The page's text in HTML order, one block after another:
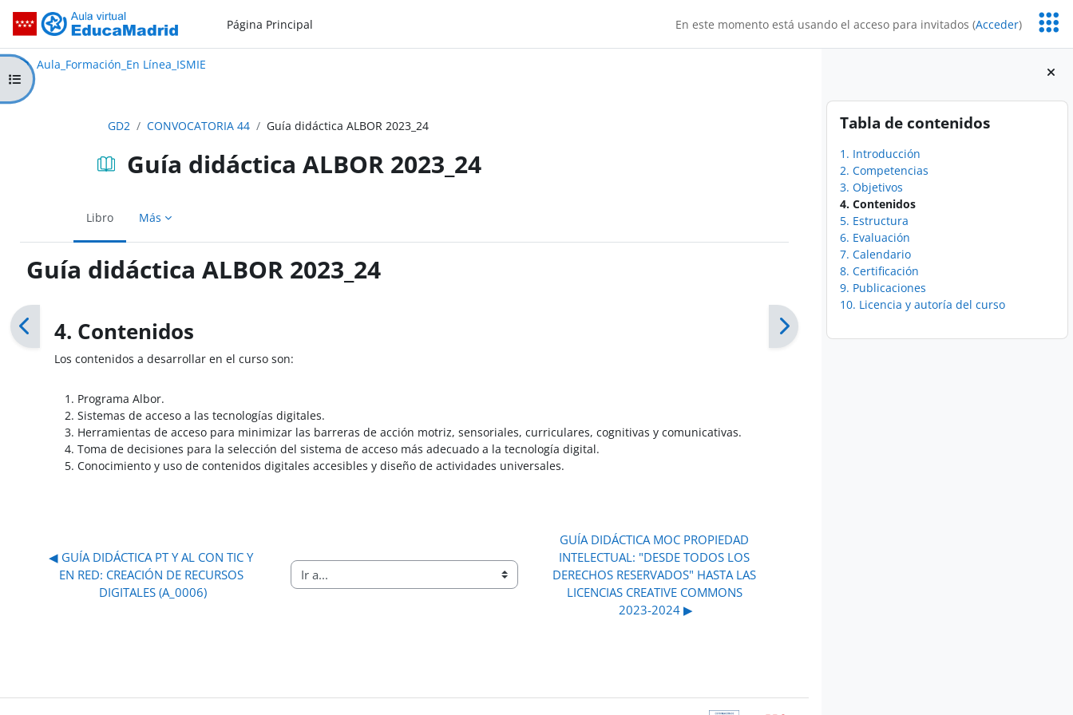
Aula_Formación_En Línea_ISMIEPágina Principal En este momento está usando el acceso para invitados (Acceder)
Bloques
Salta Tabla de contenidos
Tabla de contenidos
1. Introducción
2. Competencias
3. Objetivos
4. Contenidos
5. Estructura
6. Evaluación
7. Calendario
8. Certificación
9. Publicaciones
10. Licencia y autoría del curso
Aula Virtual de EducaMadrid:
Aula_Formación_En Línea_ISMIE
Abrir índice del curso
GD2 CONVOCATORIA 44 Guía didáctica ALBOR 2023_24
Guía didáctica ALBOR 2023_24
Libro Más
Guía didáctica ALBOR 2023_24
4. Contenidos
Los contenidos a desarrollar en el curso son:
Programa Albor.
Sistemas de acceso a las tecnologías digitales.
Herramientas de acceso para minimizar las barreras de acción motriz, sensoriales, curriculares, cognitivas y comunicativas.
Toma de decisiones para la selección del sistema de acceso más adecuado a la tecnología digital.
Conocimiento y uso de contenidos digitales accesibles y diseño de actividades universales.
◀︎ GUÍA DIDÁCTICA PT Y AL CON TIC Y
EN RED: CREACIÓN DE RECURSOS
DIGITALES (A_0006)
Ir a...
GUÍA DIDÁCTICA MOC PROPIEDAD
INTELECTUAL: "DESDE TODOS LOS
DERECHOS RESERVADOS" HASTA LAS
LICENCIAS CREATIVE COMMONS
2023-2024 ▶︎